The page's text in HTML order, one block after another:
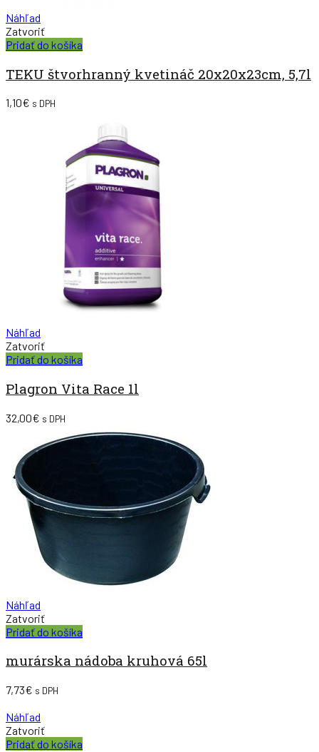
Náhľad
Zatvoriť
Pridať do košíka
TEKU štvorhranný kvetináč 20x20x23cm, 5,7l
1,10€ s DPH
Náhľad
Zatvoriť
Pridať do košíka
Plagron Vita Race 1l
32,00€ s DPH
Náhľad
Zatvoriť
Pridať do košíka
murárska nádoba kruhová 65l
7,73€ s DPH
Náhľad
Zatvoriť
Pridať do košíka